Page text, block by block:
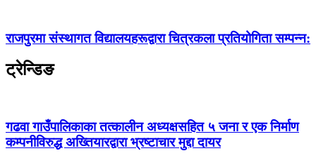
राजपुरमा संस्थागत विद्यालयहरूद्वारा चित्रकला प्रतियोगिता सम्पन्न:
ट्रेन्डिङ
गढवा गाउँपालिकाका तत्कालीन अध्यक्षसहित ५ जना र एक निर्माण
कम्पनीविरुद्ध अख्तियारद्वारा भ्रष्टाचार मुद्दा दायर